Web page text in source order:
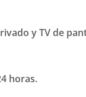
y TV de
horas.